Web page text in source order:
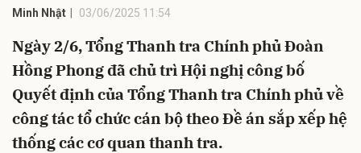
Minh Nhật 03/06/2025 11:54
Ngày 2/6, Tổng Thanh tra Chính phủ Đoàn
Hồng Phong đã chủ trì Hội nghị công bố
Quyết định của Tổng Thanh tra Chính phủ về
công tác tổ chức cán bộ theo Đề án sắp xếp hệ
thống các cơ quan thanh tra.
Hủy Gửi